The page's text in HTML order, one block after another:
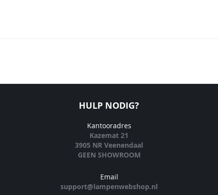
HULP NODIG?
Kantooradres
Kazemat 21
3905 NR Veenendaal
GEEN SHOWROOM
Email
support@lampenwebshop.nl